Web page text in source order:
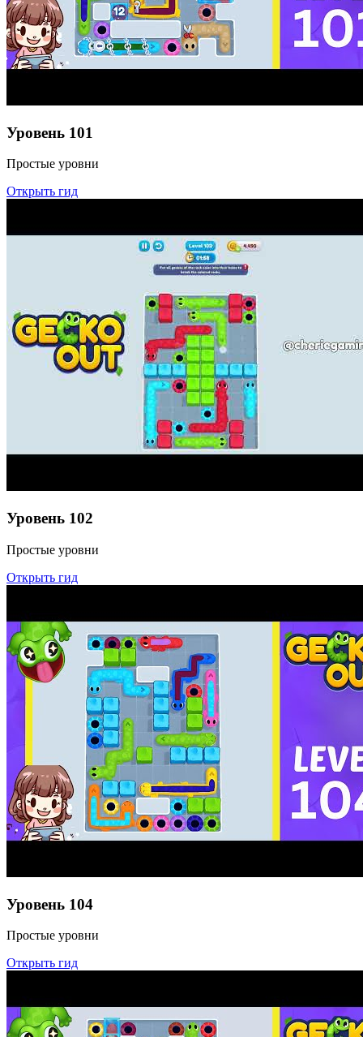
Уровень 101
Простые уровни
Открыть гид
Уровень 102
Простые уровни
Открыть гид
Уровень 104
Простые уровни
Открыть гид